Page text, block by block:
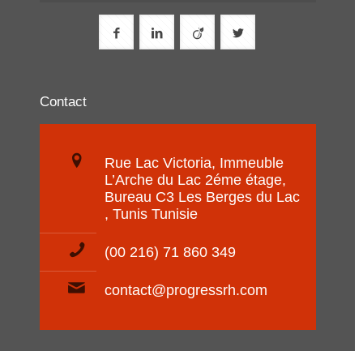
Contact
Rue Lac Victoria, Immeuble
L’Arche du Lac 2éme étage,
Bureau C3 Les Berges du Lac
, Tunis Tunisie
(00 216) 71 860 349
contact@progressrh.com